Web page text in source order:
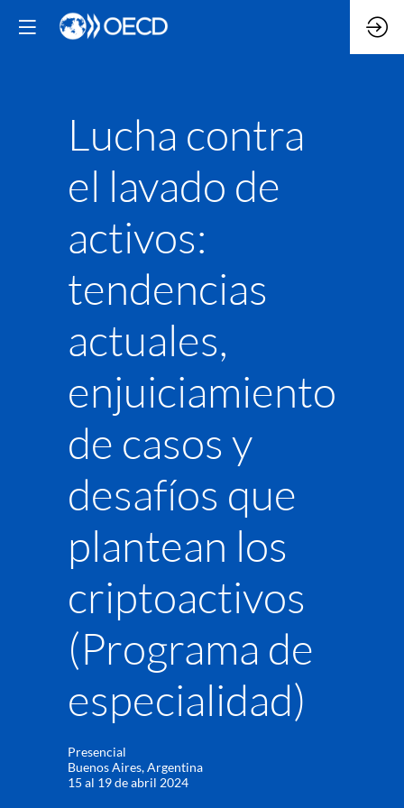
Lucha contra
el lavado de
activos:
tendencias
actuales,
enjuiciamiento
de casos y
desafíos que
plantean los
criptoactivos
(Programa de
especialidad)
Presencial
Buenos Aires, Argentina
15 al 19 de abril 2024